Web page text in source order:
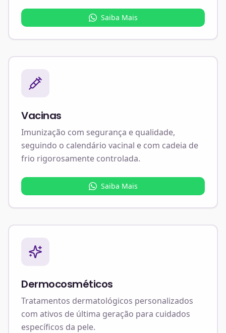
Saiba Mais
Vacinas
Imunização com segurança e qualidade,
seguindo o calendário vacinal e com cadeia de
frio rigorosamente controlada.
Saiba Mais
Dermocosméticos
Tratamentos dermatológicos personalizados
com ativos de última geração para cuidados
específicos da pele.